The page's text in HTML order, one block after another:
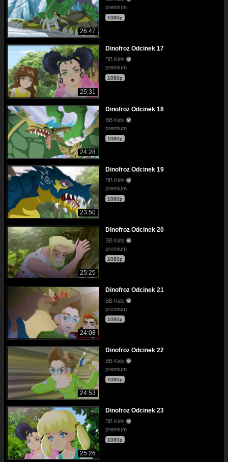
26:47
premium
1080p
25:31
Dinofroz Odcinek 17
BB Kids
premium
1080p
24:28
Dinofroz Odcinek 18
BB Kids
premium
1080p
23:50
Dinofroz Odcinek 19
BB Kids
premium
1080p
25:25
Dinofroz Odcinek 20
BB Kids
premium
1080p
24:08
Dinofroz Odcinek 21
BB Kids
premium
1080p
24:53
Dinofroz Odcinek 22
BB Kids
premium
1080p
25:26
Dinofroz Odcinek 23
BB Kids
premium
1080p